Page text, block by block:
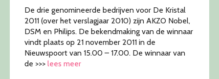
De drie genomineerde bedrijven voor De Kristal
2011 (over het verslagjaar 2010) zijn AKZO Nobel,
DSM en Philips. De bekendmaking van de winnaar
vindt plaats op 21 november 2011 in de
Nieuwspoort van 15.00 – 17.00. De winnaar van
de >>> lees meer